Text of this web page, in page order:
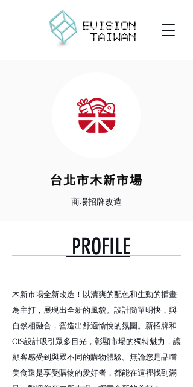
台北市木新市場
​商場招牌改造
PROFILE
木新市場全新改造！以清爽的配色和生動的插畫
為主打，展現出全新的風貌。設計簡單明快，與
自然相融合，營造出舒適愉悅的氛圍。新招牌和
CIS設計吸引眾多目光，彰顯市場的獨特魅力，讓
顧客感受到與眾不同的購物體驗。無論您是品嚐
美食還是享受購物的愛好者，都能在這裡找到滿